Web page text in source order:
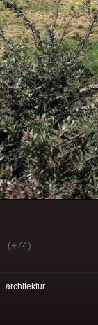
(+74)
architektur